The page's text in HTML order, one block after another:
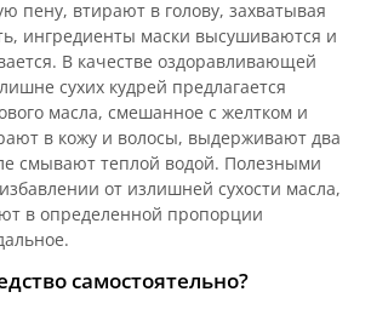
пену, втирают в голову, захватывая
ингредиенты маски высушиваются и
В качестве оздоравливающей
сухих кудрей предлагается
масла, смешанное с желтком и
в кожу и волосы, выдерживают два
смывают теплой водой. Полезными
от излишней сухости масла,
в определенной пропорции
самостоятельно?